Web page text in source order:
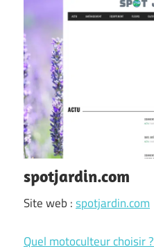
spotjardin.com
Site web :spotjardin.com
Quel motoculteur choisir ?